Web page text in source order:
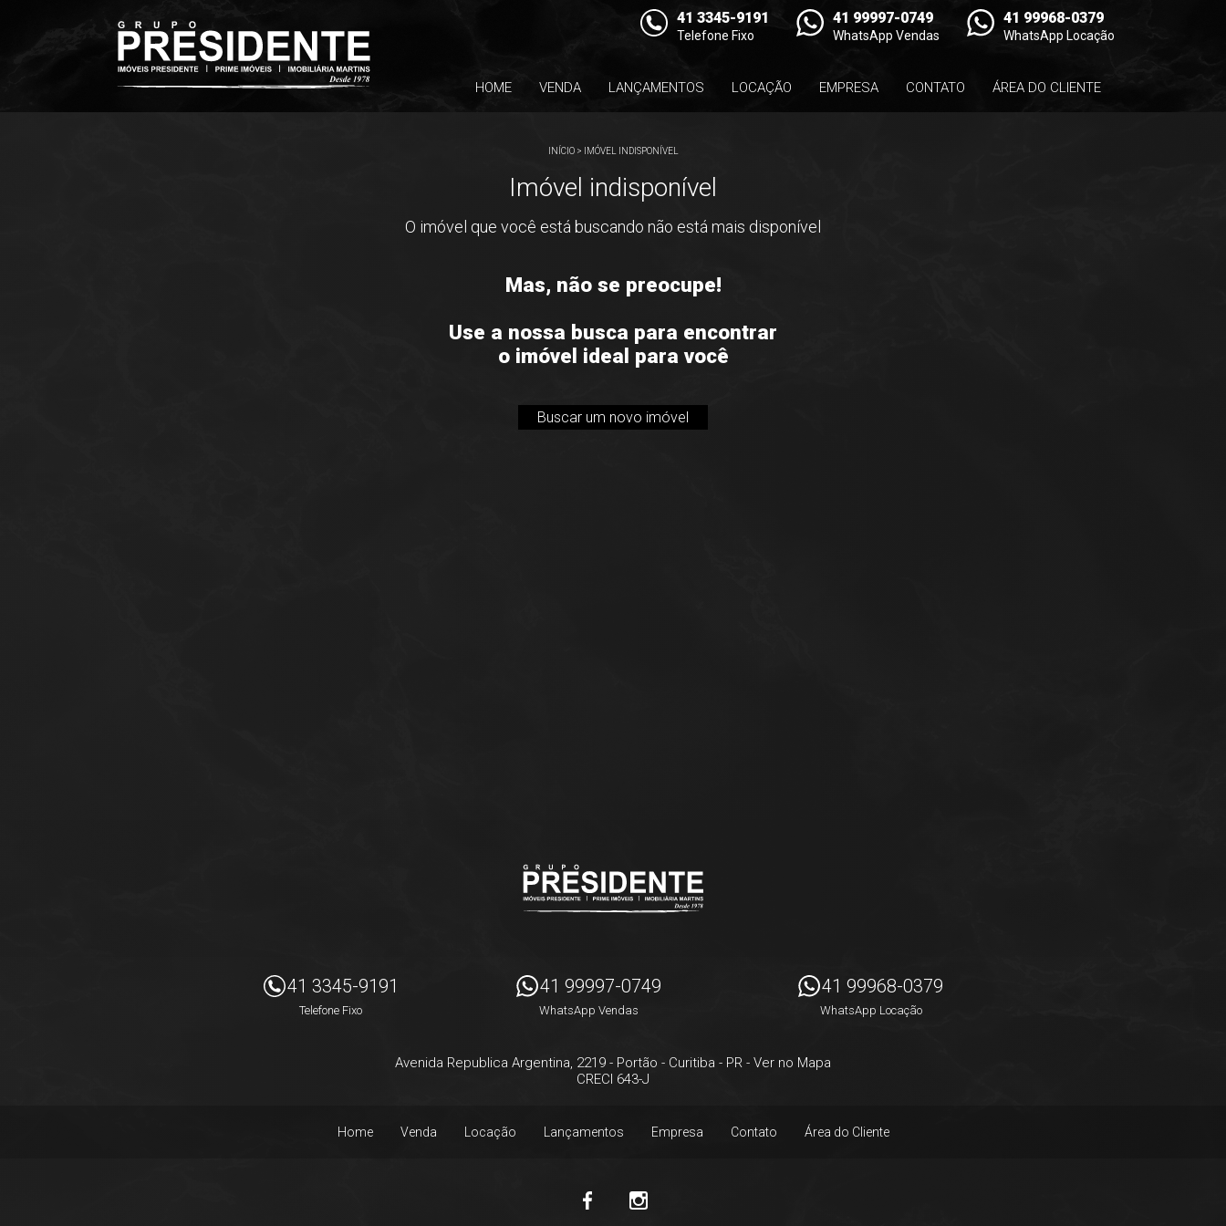
41 3345-9191
Telefone Fixo
41 99997-0749
WhatsApp Vendas
41 99968-0379
WhatsApp Locação
HOME VENDA LANÇAMENTOS LOCAÇÃO EMPRESA CONTATO ÁREA DO CLIENTE
INÍCIO> IMÓVEL INDISPONÍVEL
Imóvel indisponível
O imóvel que você está buscando não está mais disponível
Mas, não se preocupe!
Use a nossa busca para encontrar
o imóvel ideal para você
Buscar um novo imóvel
41 3345-9191
Telefone Fixo
41 99997-0749
WhatsApp Vendas
41 99968-0379
WhatsApp Locação
Avenida Republica Argentina, 2219 - Portão - Curitiba - PR - Ver no Mapa
CRECI 643-J
Home Venda Locação Lançamentos Empresa Contato Área do Cliente